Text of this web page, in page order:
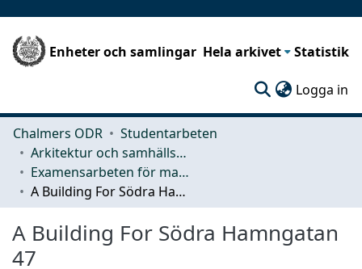
Enheter och samlingar Hela arkivet Statistik
Logga in
Chalmers ODR
Studentarbeten
Arkitektur och samhällsbyggnadsteknik (ACE)
Examensarbeten för masterexamen
A Building For Södra Hamngatan 47
A Building For Södra Hamngatan
47